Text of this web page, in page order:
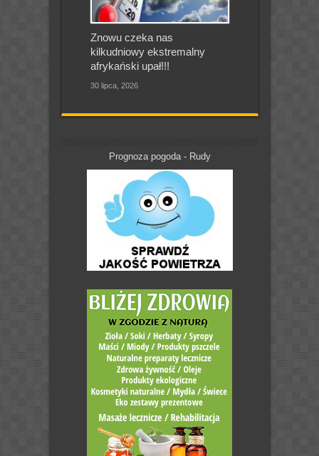
Znowu czeka nas
kilkudniowy ekstremalny
afrykański upał!!!
30 lipca, 2026
Prognoza pogoda - Rudy